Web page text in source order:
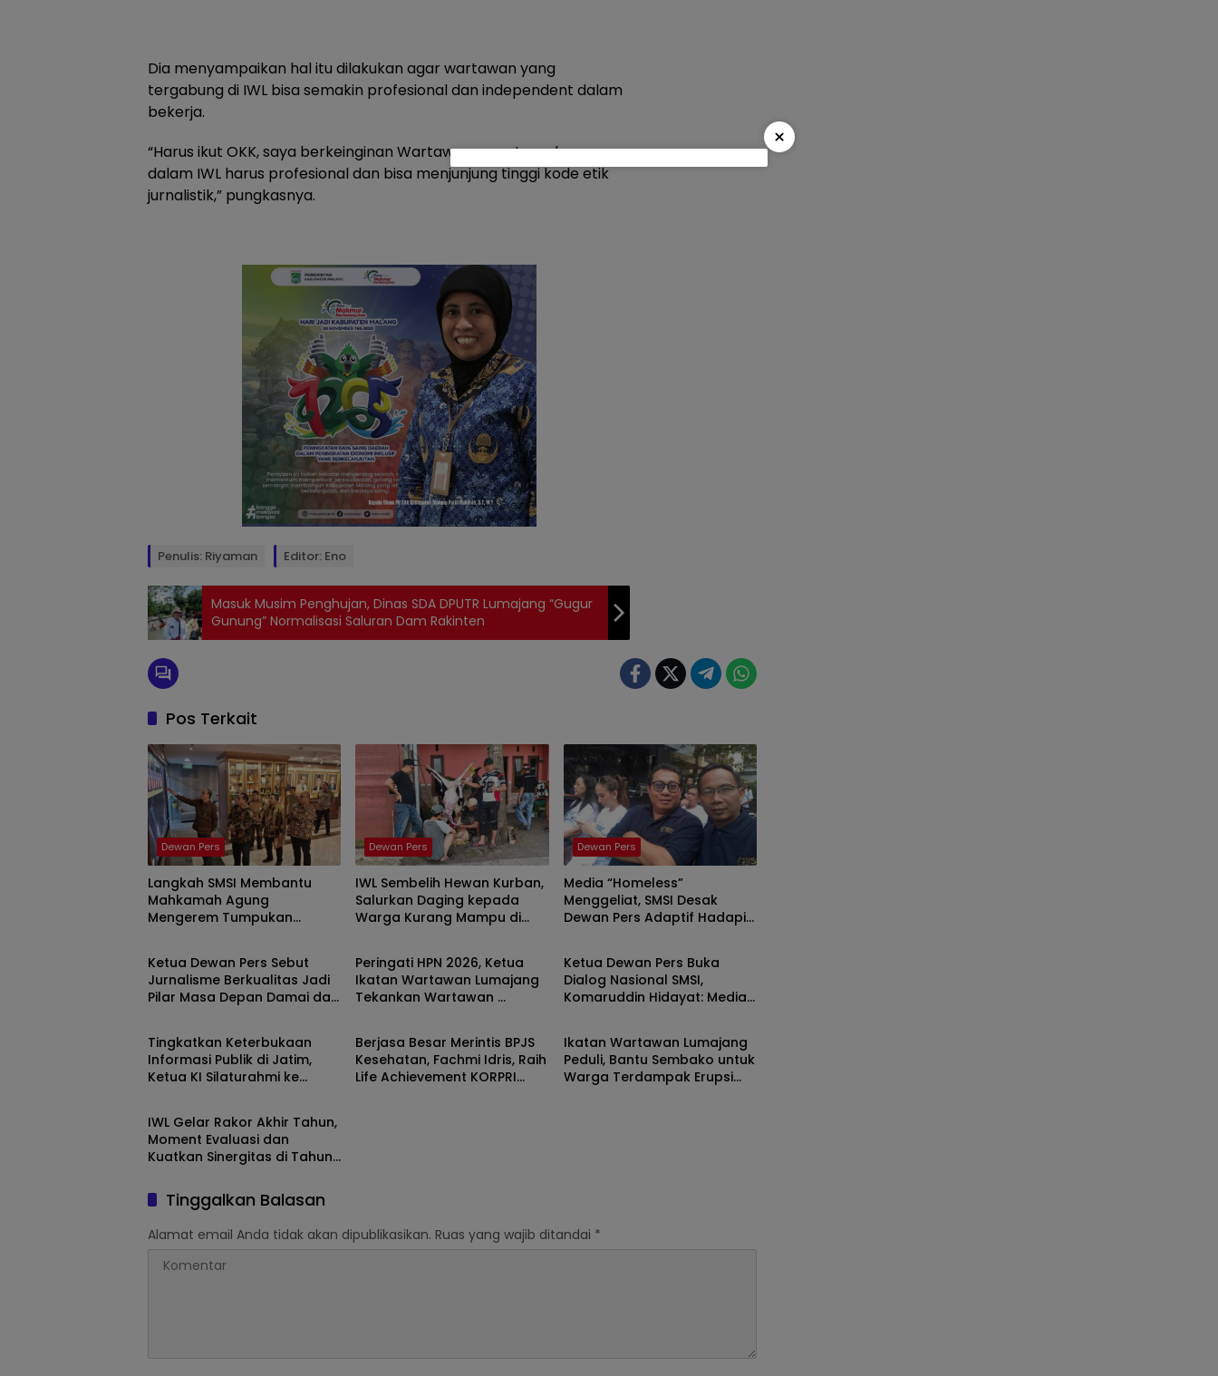
Dia menyampaikan hal itu dilakukan agar wartawan yang
tergabung di IWL bisa semakin profesional dan independent dalam
bekerja.
“Harus ikut OKK, saya berkeinginan Wartawan yang tergabung
dalam IWL harus profesional dan bisa menjunjung tinggi kode etik
jurnalistik,” pungkasnya.
Penulis: Riyaman Editor: Eno
Masuk Musim Penghujan, Dinas SDA DPUTR Lumajang “Gugur
Gunung” Normalisasi Saluran Dam Rakinten
Pos Terkait
Dewan Pers
Langkah SMSI Membantu
Mahkamah Agung
Mengerem Tumpukan
Dewan Pers
IWL Sembelih Hewan Kurban,
Salurkan Daging kepada
Warga Kurang Mampu di
Dewan Pers
Media “Homeless”
Menggeliat, SMSI Desak
Dewan Pers Adaptif Hadapi
Dewan Pers
Ketua Dewan Pers Sebut
Jurnalisme Berkualitas Jadi
Pilar Masa Depan Damai dan
Dewan Pers
Peringati HPN 2026, Ketua
Ikatan Wartawan Lumajang
Tekankan Wartawan
Dewan Pers
Ketua Dewan Pers Buka
Dialog Nasional SMSI,
Komaruddin Hidayat: Media
Dewan Pers
Tingkatkan Keterbukaan
Informasi Publik di Jatim,
Ketua KI Silaturahmi ke
Dewan Pers
Berjasa Besar Merintis BPJS
Kesehatan, Fachmi Idris, Raih
Life Achievement KORPRI
Dewan Pers
Ikatan Wartawan Lumajang
Peduli, Bantu Sembako untuk
Warga Terdampak Erupsi
Dewan Pers
IWL Gelar Rakor Akhir Tahun,
Moment Evaluasi dan
Kuatkan Sinergitas di Tahun
Tinggalkan Balasan
Alamat email Anda tidak akan dipublikasikan. Ruas yang wajib ditandai *
×